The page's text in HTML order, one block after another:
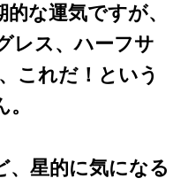
な運気ですが、
レス、ハーフサ
これだ！という
、星的に気になる